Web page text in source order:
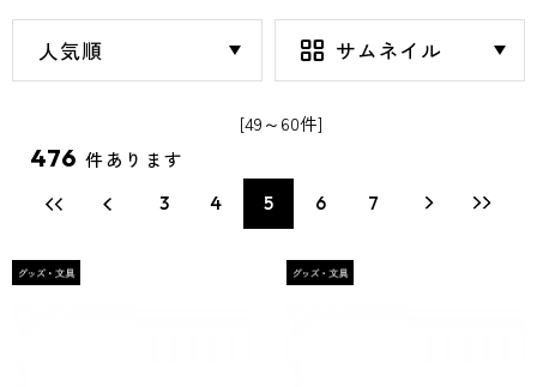
[49～60件]
476 件あります
3 4 5 6 7